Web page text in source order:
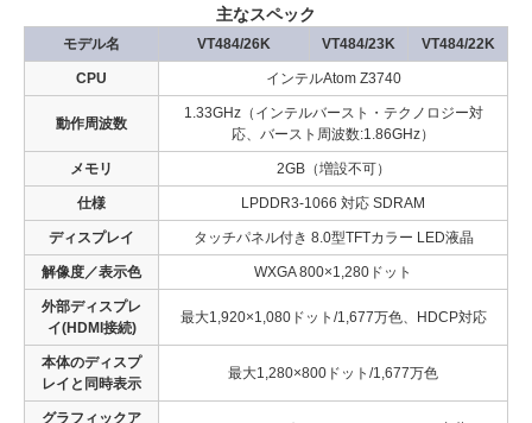
主なスペック
モデル名 VT484/26K VT484/23K VT484/22K
CPU インテルAtom Z3740
動作周波数
1.33GHz（インテルバースト・テクノロジー対
応、バースト周波数:1.86GHz）
メモリ 2GB（増設不可）
仕様 LPDDR3-1066 対応 SDRAM
ディスプレイ タッチパネル付き 8.0型TFTカラー LED液晶
解像度／表示色 WXGA 800×1,280ドット
外部ディスプレ
イ(HDMI接続)
最大1,920×1,080ドット/1,677万色、HDCP対応
本体のディスプ
レイと同時表示
最大1,280×800ドット/1,677万色
グラフィックア